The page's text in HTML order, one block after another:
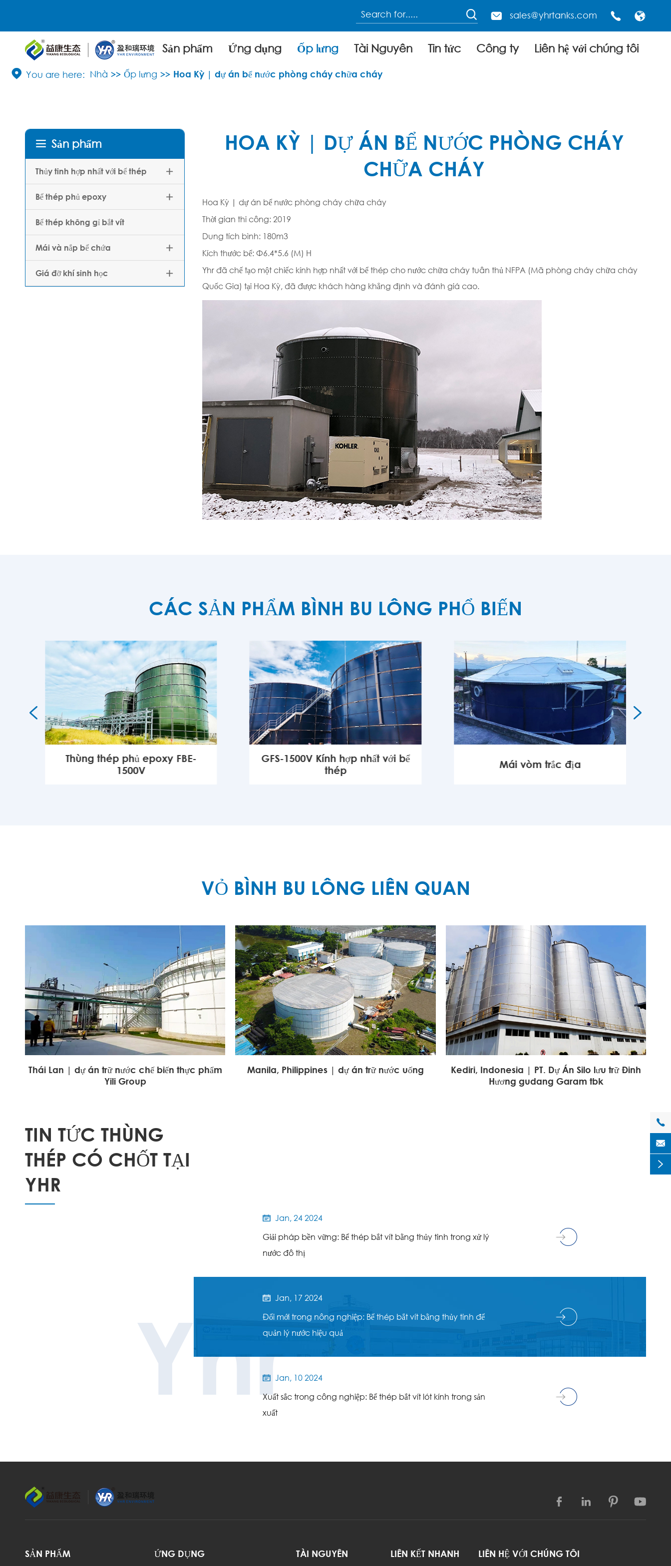
  sales@yhrtanks.com  
Sản phẩm Ứng dụng Ốp lưng Tài Nguyên Tin tức Công ty Liên hệ với chúng tôi
 Nhà Ốp lưng Hoa Kỳ | dự án bể nước phòng cháy chữa cháy
 Sản phẩm
Thủy tinh hợp nhất với bể thép 
Bể thép phủ epoxy 
Bể thép không gỉ bắt vít
Mái và nắp bể chứa 
Giá đỡ khí sinh học 
HOA KỲ | DỰ ÁN BỂ NƯỚC PHÒNG CHÁY
CHỮA CHÁY
Hoa Kỳ | dự án bể nước phòng cháy chữa cháy
Thời gian thi công: 2019
Dung tích bình: 180m3
Kích thước bể: Φ6.4*5.6 (M) H
Yhr đã chế tạo một chiếc kính hợp nhất với bể thép cho nước chữa cháy tuân thủ NFPA (Mã phòng cháy chữa cháy
Quốc Gia) tại Hoa Kỳ, đã được khách hàng khẳng định và đánh giá cao.
CÁC SẢN PHẨM BÌNH BU LÔNG PHỔ BIẾN
Thùng thép phủ epoxy FBE-
1500V
GFS-1500V Kính hợp nhất với bể
thép
Mái vòm trắc địa
 
VỎ BÌNH BU LÔNG LIÊN QUAN
Thái Lan | dự án trữ nước chế biến thực phẩm
Yili Group
Manila, Philippines | dự án trữ nước uống
Kediri, Indonesia | PT. Dự Án Silo lưu trữ Đinh
Hương gudang Garam tbk
TIN TỨC THÙNG
THÉP CÓ CHỐT TẠI
YHR

Jan, 24 2024
Giải pháp bền vững: Bể thép bắt vít bằng thủy tinh trong xử lý
nước đô thị

Jan, 17 2024
Đổi mới trong nông nghiệp: Bể thép bắt vít bằng thủy tinh để
quản lý nước hiệu quả

Jan, 10 2024
Xuất sắc trong công nghiệp: Bể thép bắt vít lót kính trong sản
xuất
Yhr
   
SẢN PHẨM ỨNG DỤNG TÀI NGUYÊN LIÊN KẾT NHANH LIÊN HỆ VỚI CHÚNG TÔI


